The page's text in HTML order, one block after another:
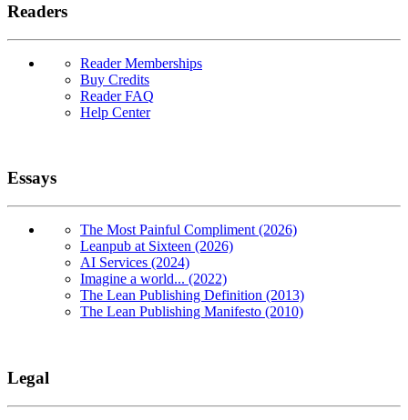
Readers
Reader Memberships
Buy Credits
Reader FAQ
Help Center
Essays
The Most Painful Compliment (2026)
Leanpub at Sixteen (2026)
AI Services (2024)
Imagine a world... (2022)
The Lean Publishing Definition (2013)
The Lean Publishing Manifesto (2010)
Legal